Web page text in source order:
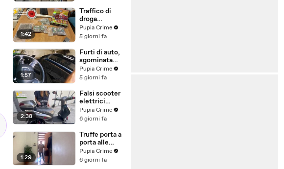
residenti
chiedono
certezze sul
futuro
(01.08.26)
1:42
Traffico di
droga
"ispirato" da
serie tv e trap:
(31.07.26)
Pupia Crime
5 giorni fa
1:57
Furti di auto,
sgominata
banda
specializzata:
(31.07.26)
Pupia Crime
5 giorni fa
2:38
Falsi scooter
elettrici
venduti come
e-bike:
5 milioni
(30.07.26)
Pupia Crime
6 giorni fa
1:29
Truffe porta a
porta alle
anziane: in 6 a
processo,
Pupia Crime
6 giorni fa